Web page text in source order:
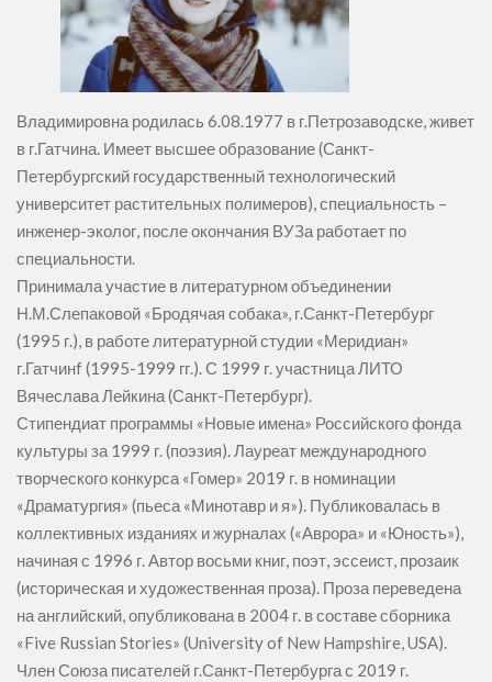
Владимировна родилась 6.08.1977 в г.Петрозаводске, живет
в г.Гатчина. Имеет высшее образование (Санкт-
Петербургский государственный технологический
университет растительных полимеров), специальность –
инженер-эколог, после окончания ВУЗа работает по
специальности.
Принимала участие в литературном объединении
Н.М.Слепаковой «Бродячая собака», г.Санкт-Петербург
(1995 г.), в работе литературной студии «Меридиан»
г.Гатчинf (1995-1999 гг.). С 1999 г. участница ЛИТО
Вячеслава Лейкина (Санкт-Петербург).
Стипендиат программы «Новые имена» Российского фонда
культуры за 1999 г. (поэзия). Лауреат международного
творческого конкурса «Гомер» 2019 г. в номинации
«Драматургия» (пьеса «Минотавр и я»). Публиковалась в
коллективных изданиях и журналах («Аврора» и «Юность»),
начиная с 1996 г. Автор восьми книг, поэт, эссеист, прозаик
(историческая и художественная проза). Проза переведена
на английский, опубликована в 2004 г. в составе сборника
«Five Russian Stories» (University of New Hampshire, USA).
Член Союза писателей г.Санкт-Петербурга с 2019 г.